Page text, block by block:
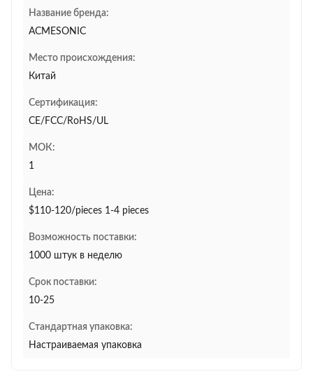
Название бренда:
ACMESONIC
Место происхождения:
Китай
Сертификация:
CE/FCC/RoHS/UL
МОК:
1
Цена:
$110-120/pieces 1-4 pieces
Возможность поставки:
1000 штук в неделю
Срок поставки:
10-25
Стандартная упаковка:
Настраиваемая упаковка